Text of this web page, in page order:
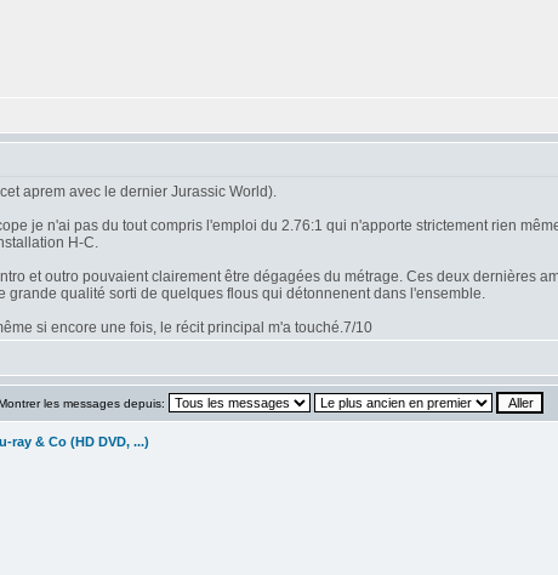
aprem avec le dernier Jurassic World).
je n'ai pas du tout compris l'emploi du 2.76:1 qui n'apporte strictement rien
H-C.
et outro pouvaient clairement être dégagées du métrage. Ces deux dernières
grande qualité sorti de quelques flous qui détonnenent dans l'ensemble.
si encore une fois, le récit principal m'a touché.7/10
les messages depuis:
ray & Co (HD DVD, ...)